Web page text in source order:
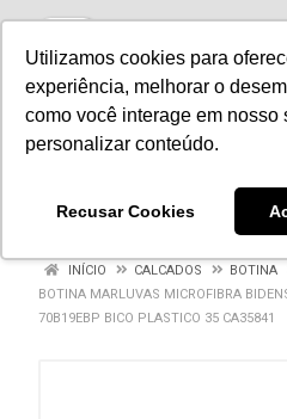
Utilizamos cookies para
experiência, melhorar o
como você interage em nosso
personalizar conteúdo.
Recusar Cookies
INÍCIO CALCADOS
BOTINA
BOTINA MARLUVAS MICROFIBRA
70B19EBP BICO PLASTICO 35 CA35841